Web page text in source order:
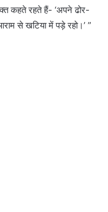
कहते रहते हैं- ‘अपने ढोर-
से खटिया में पड़े रहो।’ ”